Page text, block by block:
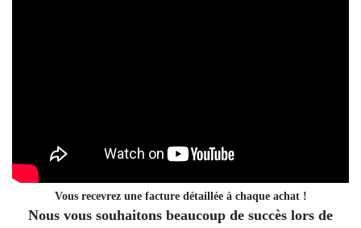
Vous recevrez une facture détaillée à chaque achat !
Nous vous souhaitons beaucoup de succès lors de